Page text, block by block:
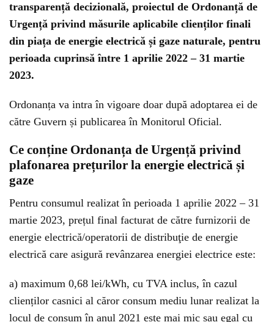
transparență decizională, proiectul de Ordonanță de
Urgență privind măsurile aplicabile clienților finali
din piața de energie electrică și gaze naturale, pentru
perioada cuprinsă între 1 aprilie 2022 – 31 martie
2023.
Ordonanța va intra în vigoare doar după adoptarea ei de
către Guvern și publicarea în Monitorul Oficial.
Ce conține Ordonanța de Urgență privind
plafonarea prețurilor la energie electrică și
gaze
Pentru consumul realizat în perioada 1 aprilie 2022 – 31
martie 2023, prețul final facturat de către furnizorii de
energie electrică/operatorii de distribuţie de energie
electrică care asigură revânzarea energiei electrice este:
a) maximum 0,68 lei/kWh, cu TVA inclus, în cazul
clienților casnici al căror consum mediu lunar realizat la
locul de consum în anul 2021 este mai mic sau egal cu